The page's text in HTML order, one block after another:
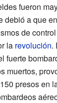
fueron
debió a que
de
la revolución.
fuerte
muertos,
presos en